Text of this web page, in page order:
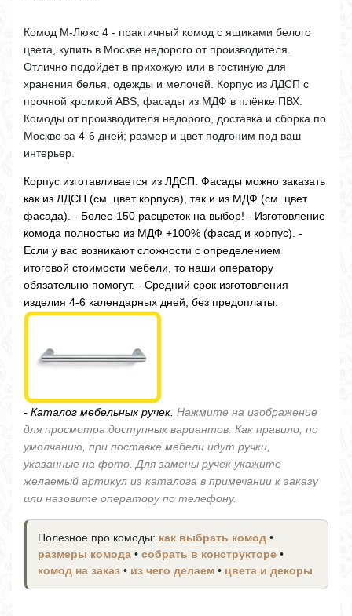
Комод М-Люкс 4 - практичный комод с ящиками белого
цвета, купить в Москве недорого от производителя.
Отлично подойдёт в прихожую или в гостиную для
хранения белья, одежды и мелочей. Корпус из ЛДСП с
прочной кромкой ABS, фасады из МДФ в плёнке ПВХ.
Комоды от производителя недорого, доставка и сборка по
Москве за 4-6 дней; размер и цвет подгоним под ваш
интерьер.
Корпус изготавливается из ЛДСП. Фасады можно заказать
как из ЛДСП (см. цвет корпуса), так и из МДФ (см. цвет
фасада). - Более 150 расцветок на выбор! - Изготовление
комода полностью из МДФ +100% (фасад и корпус). -
Если у вас возникают сложности с определением
итоговой стоимости мебели, то наши оператору
обязательно помогут. - Средний срок изготовления
изделия 4-6 календарных дней, без предоплаты.
- Каталог мебельных ручек. Нажмите на изображение
для просмотра доступных вариантов. Как правило, по
умолчанию, при поставке мебели идут ручки,
указанные на фото. Для замены ручек укажите
желаемый артикул из каталога в примечании к заказу
или назовите оператору по телефону.
Полезное про комоды: как выбрать комод •
размеры комода • собрать в конструкторе •
комод на заказ • из чего делаем • цвета и декоры